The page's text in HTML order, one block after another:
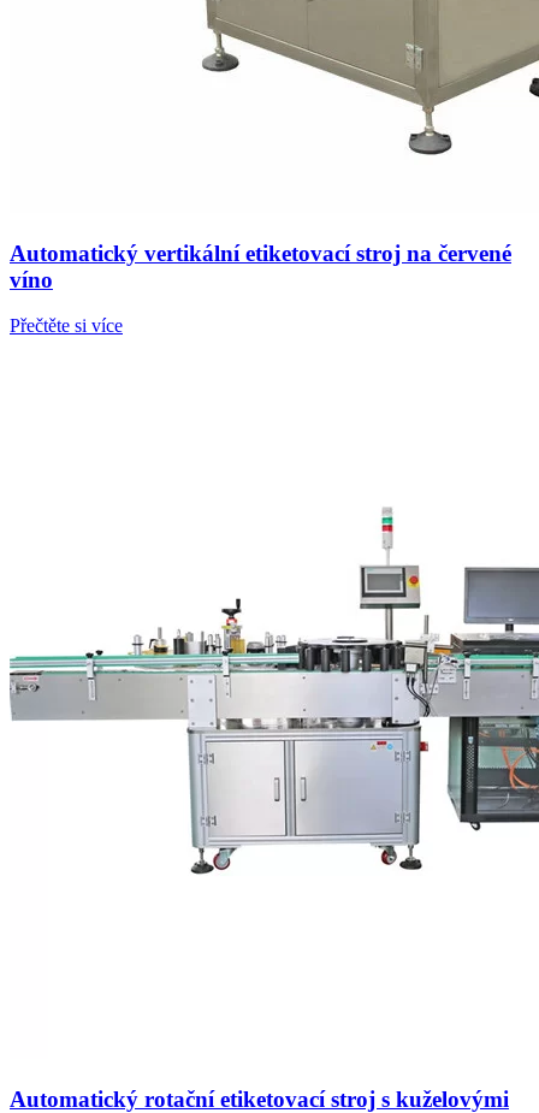
Automatický vertikální etiketovací stroj na červené
víno
Přečtěte si více
Automatický rotační etiketovací stroj s kuželovými